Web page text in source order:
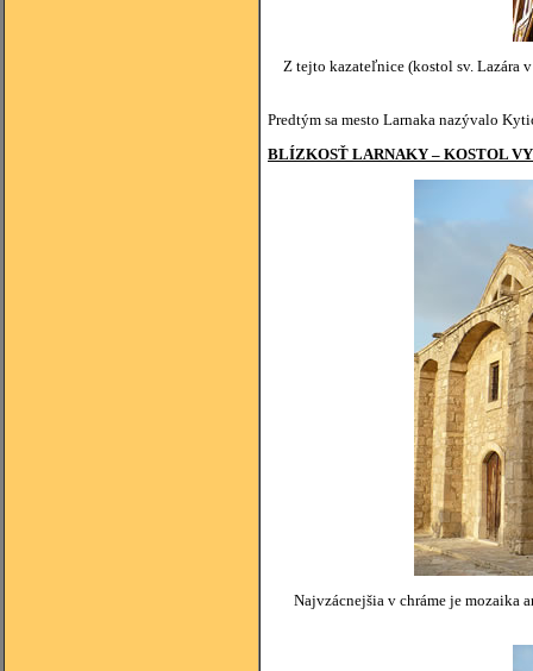
Z tejto kazateľnice (kostol sv. Lazára
Predtým sa mesto Larnaka nazývalo
BLÍZKOSŤ LARNAKY – KOSTOL
Najvzácnejšia v chráme je mozaika